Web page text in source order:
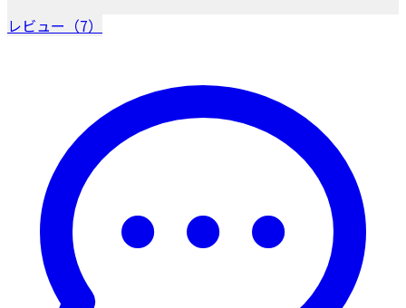
レビュー（7）